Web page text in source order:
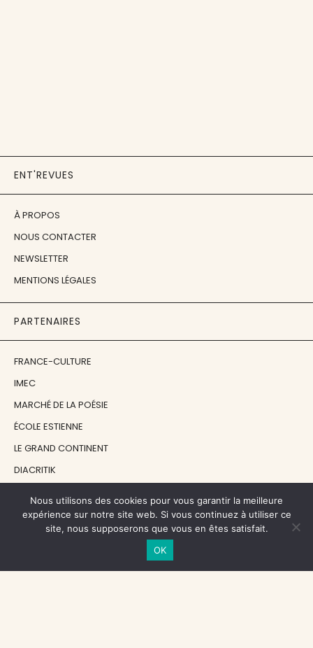
ENT'REVUES
À PROPOS
NOUS CONTACTER
NEWSLETTER
MENTIONS LÉGALES
PARTENAIRES
FRANCE-CULTURE
IMEC
MARCHÉ DE LA POÉSIE
ÉCOLE ESTIENNE
LE GRAND CONTINENT
DIACRITIK
NOS SOUTIENS
CENTRE NATIONAL DU LIVRE
Nous utilisons des cookies pour vous garantir la meilleure
expérience sur notre site web. Si vous continuez à utiliser ce
site, nous supposerons que vous en êtes satisfait.
OK